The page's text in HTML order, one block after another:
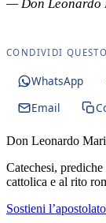
— Don Leonardo
CONDIVIDI
WhatsApp
Email
Don Leonardo
Catechesi,
cattolica e al rito
Sostieni l’apostolato